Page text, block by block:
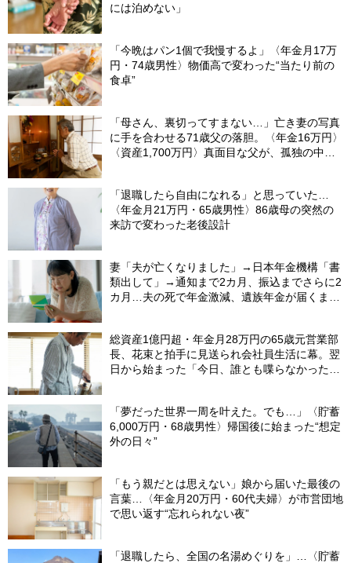
には泊めない」
「今晩はパン1個で我慢するよ」〈年金月17万
円・74歳男性〉物価高で変わった“当たり前の
食卓”
「母さん、裏切ってすまない…」亡き妻の写真
に手を合わせる71歳父の落胆。〈年金16万円〉
〈資産1,700万円〉真面目な父が、孤独の中で
「退職したら自由になれる」と思っていた…
〈年金月21万円・65歳男性〉86歳母の突然の
来訪で変わった老後設計
妻「夫が亡くなりました」→日本年金機構「書
類出して」→通知まで2カ月、振込までさらに2
カ月…夫の死で年金激減、遺族年金が届くまで
総資産1億円超・年金月28万円の65歳元営業部
長、花束と拍手に見送られ会社員生活に幕。翌
日から始まった「今日、誰とも喋らなかった」
「夢だった世界一周を叶えた。でも…」〈貯蓄
6,000万円・68歳男性〉帰国後に始まった“想定
外の日々”
「もう親だとは思えない」娘から届いた最後の
言葉…〈年金月20万円・60代夫婦〉が市営団地
で思い返す“忘れられない夜”
「退職したら、全国の名湯めぐりを」…〈貯蓄